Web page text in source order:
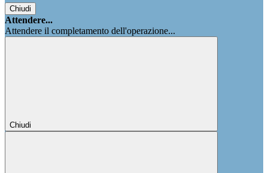
Chiudi
Attendere...
Attendere il completamento dell'operazione...
Chiudi